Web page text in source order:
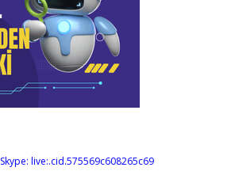
Skype: live:.cid.575569c608265c69